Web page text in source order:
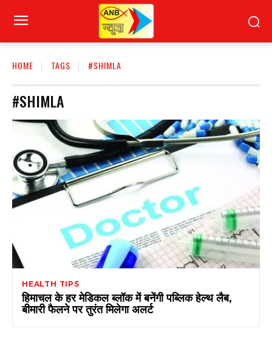
HOME TAGS #SHIMLA
#SHIMLA
HEALTH TIPS
हिमाचल के हर मेडिकल ब्लॉक में बनेंगी पब्लिक हेल्थ लैब,
बीमारी फैलने पर तुरंत मिलेगा अलर्ट